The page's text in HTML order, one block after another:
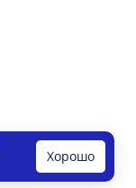
Хорошо